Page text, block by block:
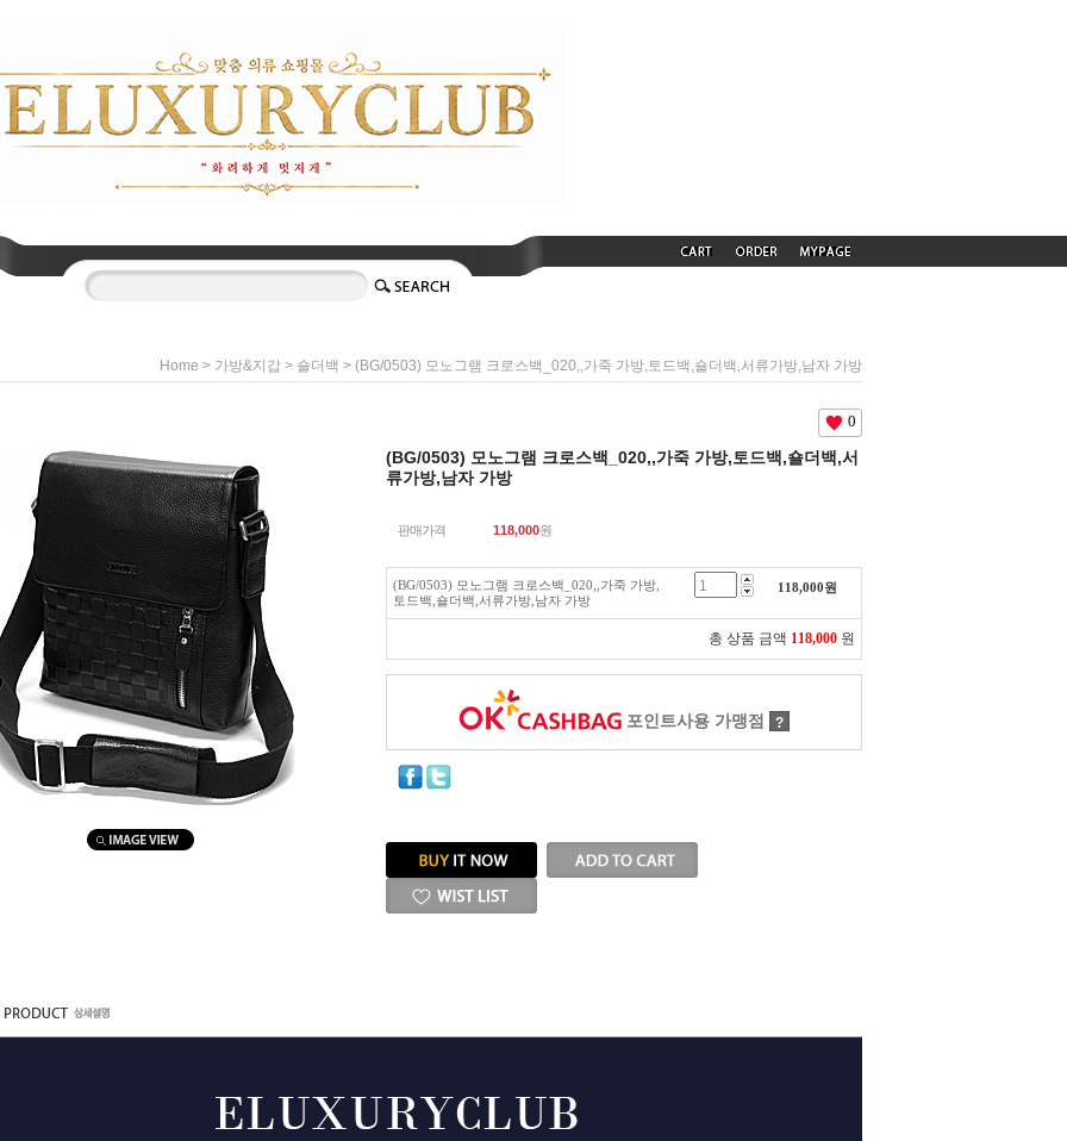
Home > 가방&지갑 > 숄더백 > (BG/0503) 모노그램 크로스백_020,,가죽 가방,토드백,숄더백,서류가방,남자 가방
0
(BG/0503) 모노그램 크로스백_020,,가죽 가방,토드백,숄더백,서
류가방,남자 가방
판매가격 118,000원
(BG/0503) 모노그램 크로스백_020,,가죽 가방,
토드백,숄더백,서류가방,남자 가방
118,000원
총 상품 금액 118,000 원
포인트사용 가맹점 ?